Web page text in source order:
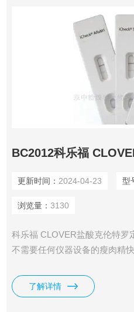
更新时间： 2024-04-23 型
浏览量： 3130
科乐福 CLOVER盐酸克伦特罗
不需要任何仪器设备的瘦肉精
胺和沙丁胺醇含量，本品检测阈
了解详情